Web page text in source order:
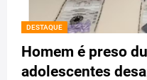
DESTAQUE
Homem é preso
adolescentes